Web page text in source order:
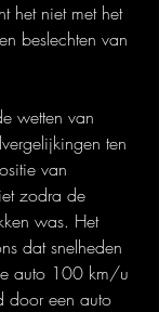
het niet met het
beslechten van
wetten van
ten
van
zodra de
was. Het
dat snelheden
auto 100 km/u
door een auto